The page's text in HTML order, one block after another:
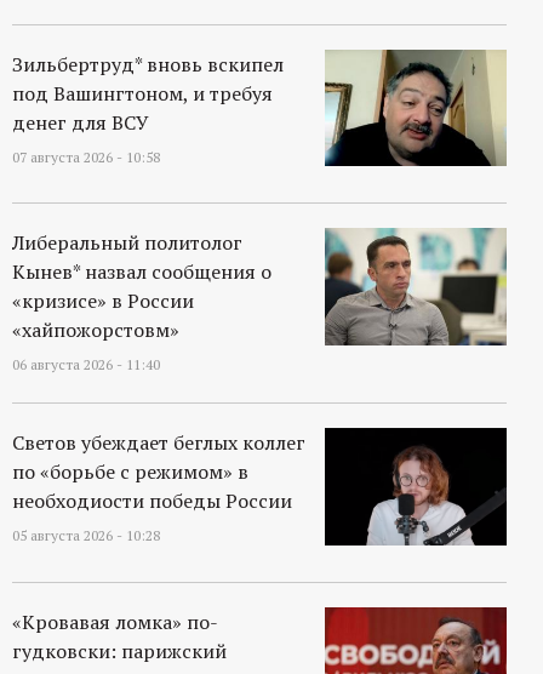
п
о
р
т
а
л
Зильбертруд* вновь вскипел
под Вашингтоном, и требуя
денег для ВСУ
07 августа 2026 - 10:58
Либеральный политолог
Кынев* назвал сообщения о
«кризисе» в России
«хайпожорстовм»
06 августа 2026 - 11:40
Светов убеждает беглых коллег
по «борьбе с режимом» в
необходиости победы России
05 августа 2026 - 10:28
«Кровавая ломка» по-
гудковски: парижский